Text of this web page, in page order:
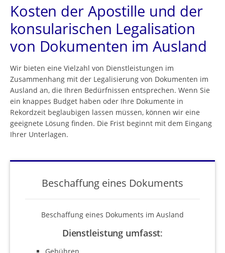
Kosten der Apostille und der
konsularischen Legalisation
von Dokumenten im Ausland
Wir bieten eine Vielzahl von Dienstleistungen im
Zusammenhang mit der Legalisierung von Dokumenten im
Ausland an, die Ihren Bedürfnissen entsprechen. Wenn Sie
ein knappes Budget haben oder Ihre Dokumente in
Rekordzeit beglaubigen lassen müssen, können wir eine
geeignete Lösung finden. Die Frist beginnt mit dem Eingang
Ihrer Unterlagen.
Beschaffung eines Dokuments
Beschaffung eines Dokuments im Ausland
Dienstleistung umfasst: